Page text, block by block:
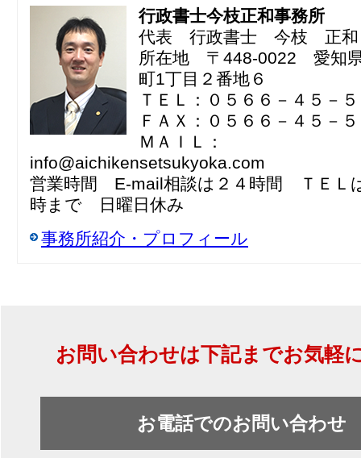
行政書士今枝正和事務所
代表 行政書士 今枝 正和
所在地 〒448-0022 愛知
町1丁目２番地６
ＴＥＬ：０５６６－４５－
ＦＡＸ：０５６６－４５－
ＭＡＩＬ：
info@aichikensetsukyoka.com
営業時間 E-mail相談は２４時間 ＴＥＬ
時まで 日曜日休み
事務所紹介・プロフィール
お問い合わせは下記までお気軽
お電話でのお問い合わせ